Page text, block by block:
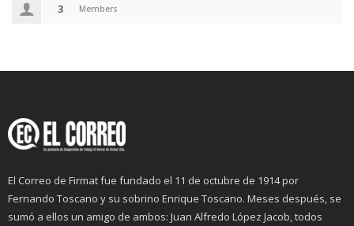
3 Members
El Correo de Firmat fue fundado el 11 de octubre de 1914 por
Fernando Toscano y su sobrino Enrique Toscano. Meses después, se
sumó a ellos un amigo de ambos: Juan Alfredo López Jacob, todos